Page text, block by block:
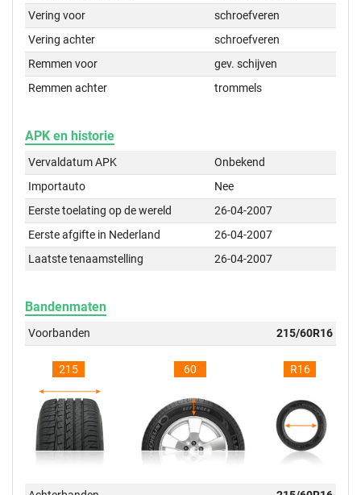
Vering voor
schroefveren
Vering achter
schroefveren
Remmen voor
gev. schijven
Remmen achter
trommels
APK en historie
Vervaldatum APK
Onbekend
Importauto
Nee
Eerste toelating op de wereld
26-04-2007
Eerste afgifte in Nederland
26-04-2007
Laatste tenaamstelling
26-04-2007
Bandenmaten
Voorbanden 215/60R16
215 60 R16